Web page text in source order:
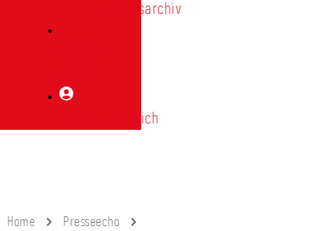
Vereinsarchiv
Mitgliederbereich
Home
Presseecho